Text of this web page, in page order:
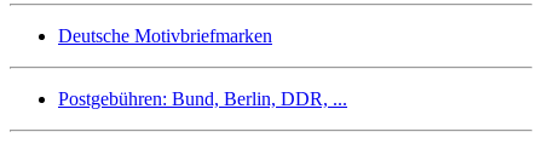
Deutsche Motivbriefmarken
Postgebühren: Bund, Berlin, DDR, ...